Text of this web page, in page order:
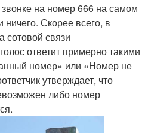
на номер 666 на самом
ничего. Скорее всего, в
сотовой связи
ответит примерно такими
номер» или «Номер не
утверждает, что
либо номер